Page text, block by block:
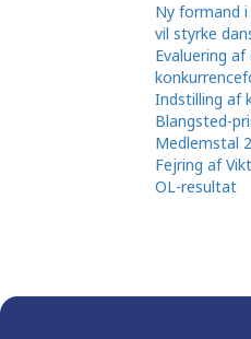
Ny formand
vil styrke
Evaluering
Indstilling af
Blangsted-
Medlemstal
Fejring af
OL-resultat